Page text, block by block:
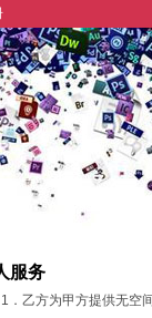
服务
1．乙方为甲方提供无空